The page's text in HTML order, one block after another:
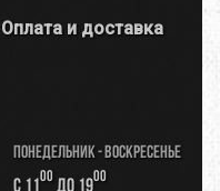
Оплата и доставка
Понедельник - Воскресенье
00 00